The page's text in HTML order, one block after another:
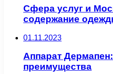
Сфера услуг и
содержание
01.11.2023
Аппарат
преимущества